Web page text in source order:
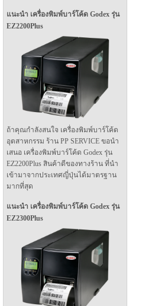
แนะนำ เครื่องพิมพ์บาร์โค้ด Godex รุ่น
EZ2200Plus
ถ้าคุณกำลังสนใจ เครื่องพิมพ์บาร์โค้ด
อุตสาหกรรม ร้าน PP SERVICE ขอนำ
เสนอ เครื่องพิมพ์บาร์โค้ด Godex รุ่น
EZ2200Plus สินค้าดีของทางร้าน ที่นำ
เข้ามาจากประเทศญี่ปุ่นได้มาตรฐาน
มากที่สุด
แนะนำ เครื่องพิมพ์บาร์โค้ด Godex รุ่น
EZ2300Plus